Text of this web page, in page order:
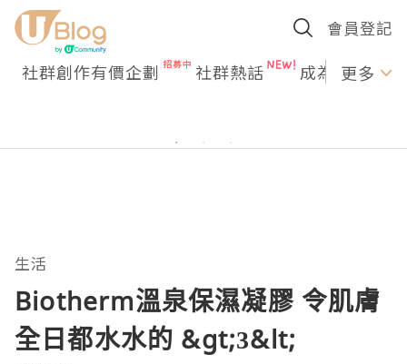
會員登記
社群創作有價企劃 社群熱話 成為U更多
生活
Biotherm溫泉保濕凝膠 令肌膚
全日都水水的 &gt;3&lt;